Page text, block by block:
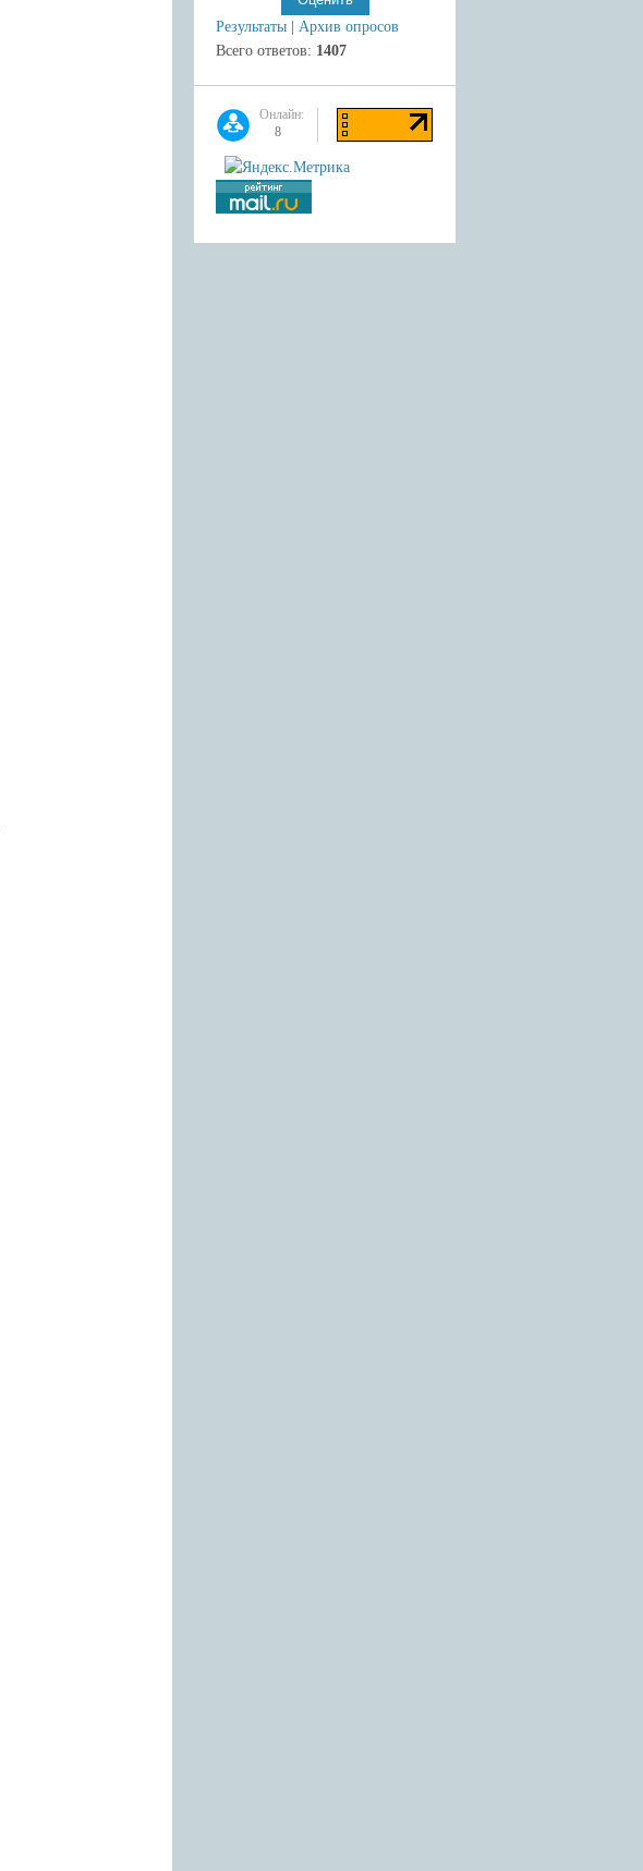
Результаты
Архив опросов
Всего ответов: 1407
Онлайн:
8